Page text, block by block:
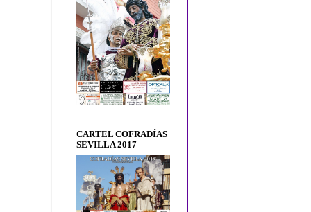
CARTEL COFRADÍAS
SEVILLA 2017